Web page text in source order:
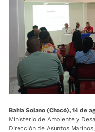
Bahía Solano (Chocó), 14 de
Ministerio de Ambiente y
Dirección de Asuntos